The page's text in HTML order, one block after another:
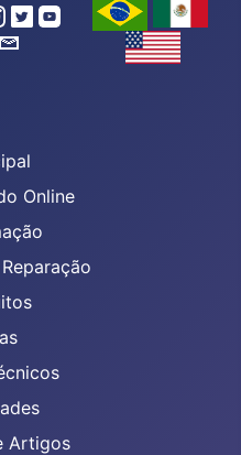
Online
Artigos